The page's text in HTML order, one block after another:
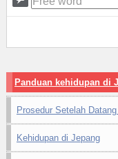
Panduan kehidupan di
Prosedur Setelah
Kehidupan di Jepang